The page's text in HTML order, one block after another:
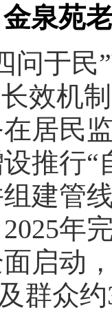
金泉苑
于民”
效机
居民
推行“
建管
年
启动
群众